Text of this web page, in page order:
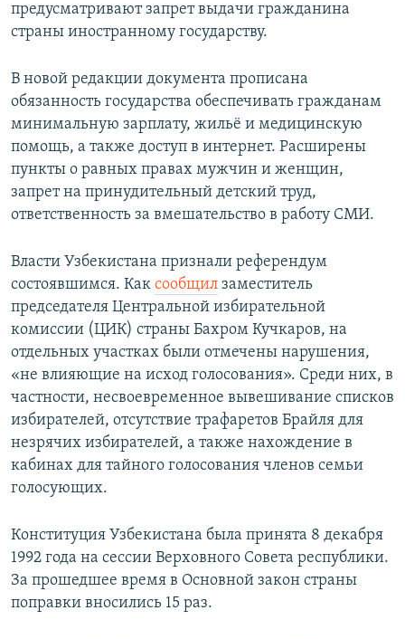
предусматривают запрет выдачи гражданина
страны иностранному государству.
В новой редакции документа прописана
обязанность государства обеспечивать гражданам
минимальную зарплату, жильё и медицинскую
помощь, а также доступ в интернет. Расширены
пункты о равных правах мужчин и женщин,
запрет на принудительный детский труд,
ответственность за вмешательство в работу СМИ.
Власти Узбекистана признали референдум
состоявшимся. Как сообщил заместитель
председателя Центральной избирательной
комиссии (ЦИК) страны Бахром Кучкаров, на
отдельных участках были отмечены нарушения,
«не влияющие на исход голосования». Среди них, в
частности, несвоевременное вывешивание списков
избирателей, отсутствие трафаретов Брайля для
незрячих избирателей, а также нахождение в
кабинах для тайного голосования членов семьи
голосующих.
Конституция Узбекистана была принята 8 декабря
1992 года на сессии Верховного Совета республики.
За прошедшее время в Основной закон страны
поправки вносились 15 раз.